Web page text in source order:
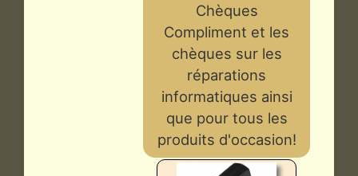
Chèques
Compliment et les
chèques sur les
réparations
informatiques ainsi
que pour tous les
produits d'occasion!